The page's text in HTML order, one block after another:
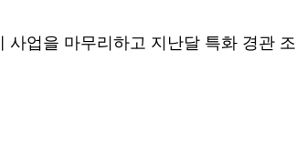
사업을 마무리하고 지난달 특화 경관 조